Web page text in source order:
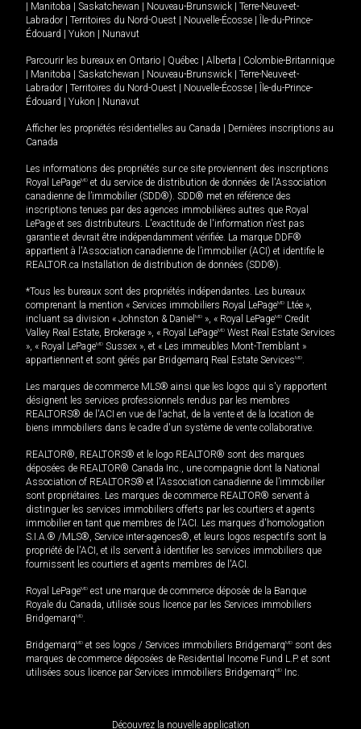
Manitoba Saskatchewan Nouveau-Brunswick
Terre-Neuve-et-
Labrador
Territoires du Nord-Ouest Nouvelle-Écosse
Île-du-Prince-
Édouard
Yukon Nunavut
Parcourir les bureaux en Ontario Québec Alberta
Colombie-Britannique
Manitoba Saskatchewan Nouveau-Brunswick
Terre-Neuve-et-
Labrador
Territoires du Nord-Ouest Nouvelle-Écosse
Île-du-Prince-
Édouard
Yukon Nunavut
Afficher les propriétés résidentielles au Canada
Dernières inscriptions au
Canada
Les informations des propriétés sur ce site proviennent des inscriptions
Royal LePageMD et du service de distribution de données de l'Association
canadienne de l’immobilier (SDD®). SDD® met en référence des
inscriptions tenues par des agences immobilières autres que Royal
LePage et ses distributeurs. L'exactitude de l'information n'est pas
garantie et devrait être indépendamment vérifiée. La marque DDF®
appartient à l'Association canadienne de l’immobilier (ACI) et identifie le
REALTOR.ca Installation de distribution de données (SDD®).
*Tous les bureaux sont des propriétés indépendantes. Les bureaux
comprenant la mention « Services immobiliers Royal LePageMD Ltée »,
incluant sa division « Johnston & Daniel MD », « Royal LePageMD Credit
Valley Real Estate, Brokerage », « Royal LePageMD West Real Estate Services
», « Royal LePageMD Sussex », et « Les immeubles Mont-Tremblant »
appartiennent et sont gérés par Bridgemarq Real Estate ServicesMD.
Les marques de commerce MLS® ainsi que les logos qui s'y rapportent
désignent les services professionnels rendus par les membres
REALTORS® de l'ACI en vue de l'achat, de la vente et de la location de
biens immobiliers dans le cadre d'un système de vente collaborative.
REALTOR®, REALTORS® et le logo REALTOR® sont des marques
déposées de REALTOR® Canada Inc., une compagnie dont la National
Association of REALTORS® et l'Association canadienne de l’immobilier
sont propriétaires. Les marques de commerce REALTOR® servent à
distinguer les services immobiliers offerts par les courtiers et agents
immobilier en tant que membres de l'ACI. Les marques d'homologation
S.I.A.® /MLS®, Service inter-agences®, et leurs logos respectifs sont la
propriété de l'ACI, et ils servent à identifier les services immobiliers que
fournissent les courtiers et agents membres de l'ACI.
Royal LePageMD est une marque de commerce déposée de la Banque
Royale du Canada, utilisée sous licence par les Services immobiliers
BridgemarqMD.
BridgemarqMD et ses logos / Services immobiliers BridgemarqMD sont des
marques de commerce déposées de Residential Income Fund L.P. et sont
utilisées sous licence par Services immobiliers BridgemarqMD Inc.
Découvrez la nouvelle application